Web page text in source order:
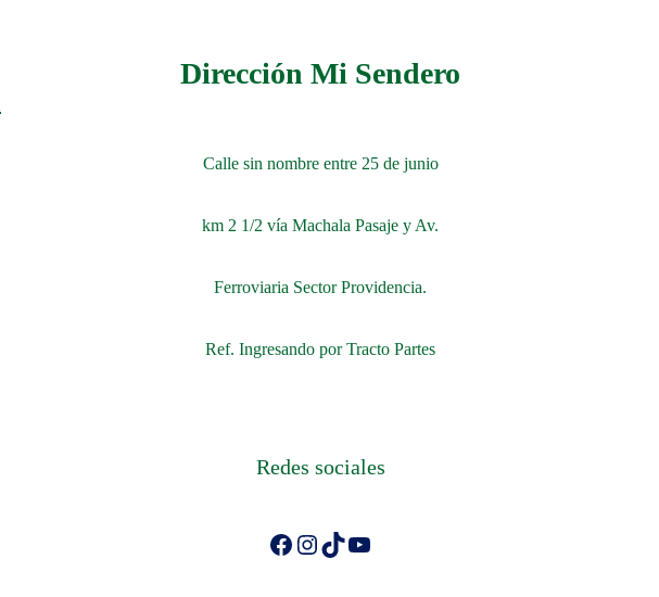
Dirección Mi Sendero
Calle sin nombre entre 25 de junio
km 2 1/2 vía Machala Pasaje y Av.
Ferroviaria Sector Providencia.
Ref. Ingresando por Tracto Partes
Redes sociales
Facebook Instagram TikTok YouTube